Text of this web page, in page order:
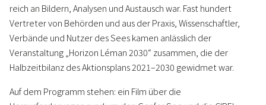
reich an Bildern, Analysen und Austausch war. Fast hundert
Vertreter von Behörden und aus der Praxis, Wissenschaftler,
Verbände und Nutzer des Sees kamen anlässlich der
Veranstaltung „Horizon Léman 2030“ zusammen, die der
Halbzeitbilanz des Aktionsplans 2021–2030 gewidmet war.
Auf dem Programm stehen: ein Film über die